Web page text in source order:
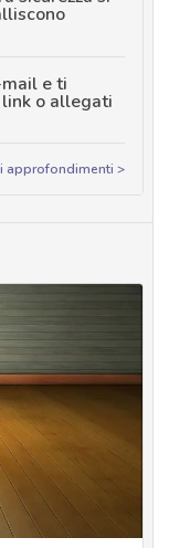
e ti
o allegati
approfondimenti >